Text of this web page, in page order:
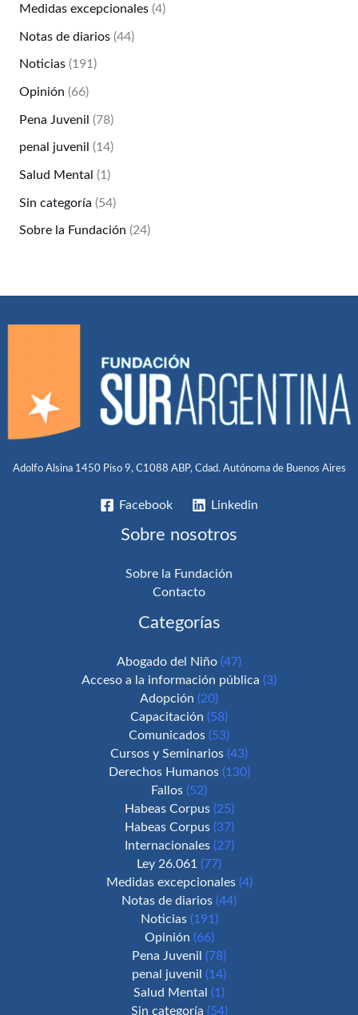
Medidas excepcionales(4)
Notas de diarios(44)
Noticias(191)
Opinión (66)
Pena Juvenil (78)
penal juvenil (14)
Salud Mental (1)
Sin categoría (54)
Sobre la Fundación (24)
Adolfo Alsina 1450 Piso 9, C1088 ABP, Cdad. Autónoma de Buenos Aires
Facebook Linkedin
Sobre nosotros
Sobre la Fundación
Contacto
Categorías
Abogado del Niño (47)
Acceso a la información pública (3)
Adopción (20)
Capacitación (58)
Comunicados (53)
Cursos y Seminarios (43)
Derechos Humanos(130)
Fallos (52)
Habeas Corpus(25)
Habeas Corpus(37)
Internacionales(27)
Ley 26.061 (77)
Medidas excepcionales(4)
Notas de diarios (44)
Noticias(191)
Opinión (66)
Pena Juvenil (78)
penal juvenil (14)
Salud Mental (1)
Sin categoría (54)